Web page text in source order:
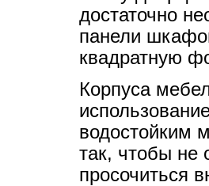
достаточно
панели
квадратную
Корпуса
водостойким
так, чтобы не
просочиться